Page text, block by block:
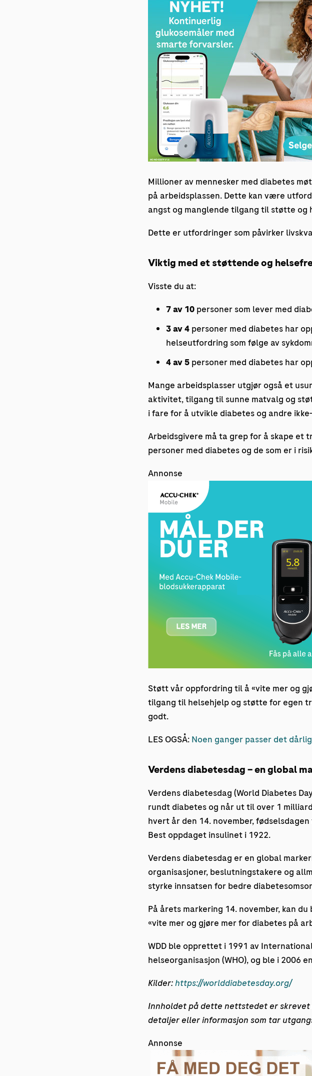
Millioner av mennesker med diabetes
på arbeidsplassen. Dette kan være
angst og manglende tilgang til støtte og
Dette er utfordringer som påvirker
Viktig med et støttende og
Visste du at:
7 av 10personer som lever med
3 av 4personer med diabetes har
helseutfordring som følge av
4 av 5personer med diabetes har
Mange arbeidsplasser utgjør også et
aktivitet, tilgang til sunne matvalg og
i fare for å utvikle diabetes og andre
Arbeidsgivere må ta grep for å skape et
personer med diabetes og de som er i
Annonse
Støtt vår oppfordring til å «vite mer og
tilgang til helsehjelp og støtte for egen
godt.
LES OGSÅ: Noen ganger passer det
Verdens diabetesdag – en global
Verdens diabetesdag (World Diabetes
rundt diabetes og når ut til over 1
hvert år den 14. november,
Best oppdaget insulinet i 1922.
Verdens diabetesdag er en global
organisasjoner, beslutningstakere og
styrke innsatsen for bedre
På årets markering 14. november, kan
«vite mer og gjøre mer for diabetes på
WDD ble opprettet i 1991 av
helseorganisasjon (WHO), og ble i 2006
Kilder:https://worlddiabetesday.org/
Innholdet på dette nettstedet er skrevet
detaljer eller informasjon som tar
Annonse